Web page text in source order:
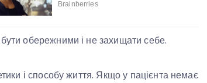
обережними і не захищати себе.
і способу життя. Якщо у пацієнта немає